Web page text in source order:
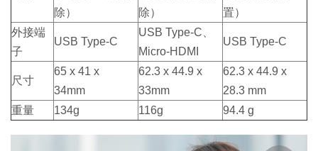
除）
除）
置）
外接端
子
USB Type-C
USB Type-C、
Micro-HDMI
USB Type-C
尺寸
65 x 41 x
34mm
62.3 x 44.9 x
33mm
62.3 x 44.9 x
28.3 mm
重量
134g 116g 94.4 g